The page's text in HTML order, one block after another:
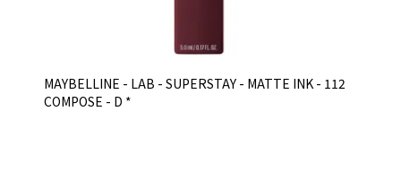
MAYBELLINE - LAB - SUPERSTAY - MATTE INK - 112
COMPOSE - D *